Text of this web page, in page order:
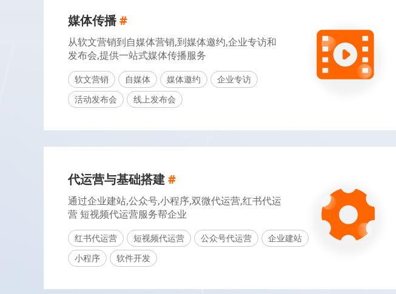
媒体传播#
从软文营销到自媒体营销,到媒体邀约,企业专访和
发布会,提供一站式媒体传播服务
软文营销 自媒体 媒体邀约
企业专访
活动发布会
线上发布会
代运营与基础搭建#
通过企业建站,公众号,小程序,双微代运营,红书代运
营 短视频代运营服务帮企业
红书代运营 短视频代运营 公众号代运营
企业建站
小程序
软件开发